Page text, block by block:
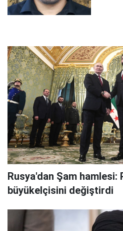
Rusya'dan Şam hamlesi:
büyükelçisini değiştirdi